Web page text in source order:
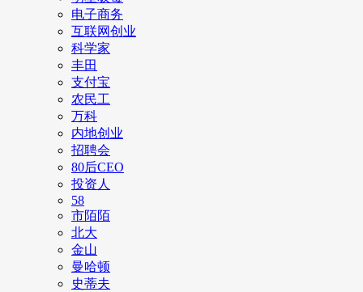
电子商务
互联网创业
科学家
丰田
支付宝
农民工
万科
内地创业
招聘会
80后CEO
投资人
58
市陌陌
北大
金山
曼哈顿
史蒂夫